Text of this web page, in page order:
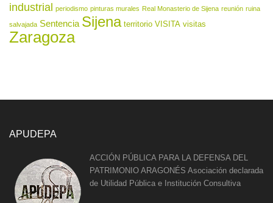
industrial
periodismo pinturas murales Real Monasterio de Sijena reunión ruina
salvajada Sentencia Sijena territorio VISITA visitas
Zaragoza
APUDEPA
ACCIÓN PÚBLICA PARA LA DEFENSA DEL
PATRIMONIO ARAGONÉS Asociación declarada
de Utilidad Pública e Institución Consultiva